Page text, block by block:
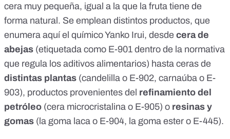
cera muy pequeña, igual a la que la fruta tiene de
forma natural. Se emplean distintos productos, que
enumera aquíel químico Yanko Irui, desde cera de
abejas (etiquetada como E-901 dentro de la normativa
que regula los aditivos alimentarios) hasta ceras de
distintas plantas (candelilla o E-902, carnaúba o E-
903), productos provenientes del refinamiento del
petróleo (cera microcristalina o E-905) o resinas y
gomas (la goma laca o E-904, la goma ester o E-445).